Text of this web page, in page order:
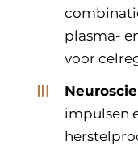
plasma-
voor
impulsen